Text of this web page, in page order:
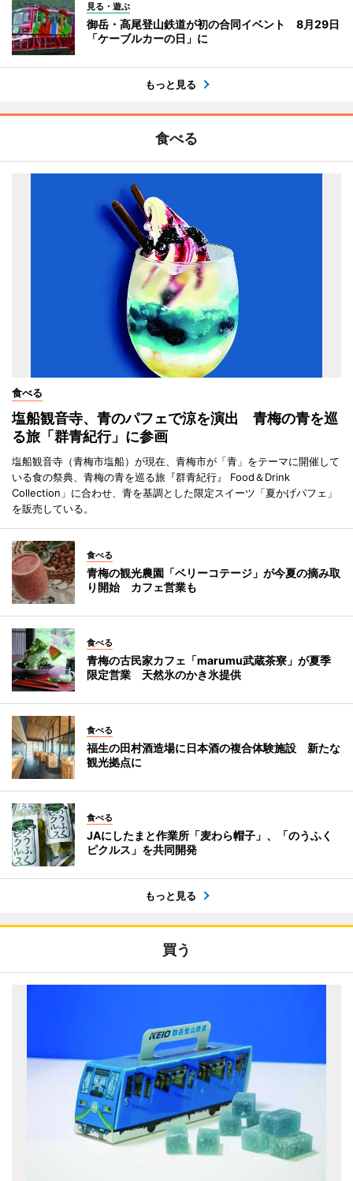
見る・遊ぶ
御岳・高尾登山鉄道が初の合同イベント 8月29日
「ケーブルカーの日」に
もっと見る
食べる
食べる
塩船観音寺、青のパフェで涼を演出 青梅の青を巡
る旅「群青紀行」に参画
塩船観音寺（青梅市塩船）が現在、青梅市が「青」をテーマに開催して
いる食の祭典、青梅の青を巡る旅『群青紀行』 Food＆Drink
Collection」に合わせ、青を基調とした限定スイーツ「夏かげパフェ」
を販売している。
食べる
青梅の観光農園「ベリーコテージ」が今夏の摘み取
り開始 カフェ営業も
食べる
青梅の古民家カフェ「marumu武蔵茶寮」が夏季
限定営業 天然氷のかき氷提供
食べる
福生の田村酒造場に日本酒の複合体験施設 新たな
観光拠点に
食べる
JAにしたまと作業所「麦わら帽子」、「のうふく
ピクルス」を共同開発
もっと見る
買う